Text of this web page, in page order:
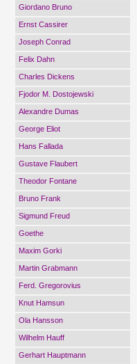
Giordano Bruno
Ernst Cassirer
Joseph Conrad
Felix Dahn
Charles Dickens
Fjodor M. Dostojewski
Alexandre Dumas
George Eliot
Hans Fallada
Gustave Flaubert
Theodor Fontane
Bruno Frank
Sigmund Freud
Goethe
Maxim Gorki
Martin Grabmann
Ferd. Gregorovius
Knut Hamsun
Ola Hansson
Wilhelm Hauff
Gerhart Hauptmann